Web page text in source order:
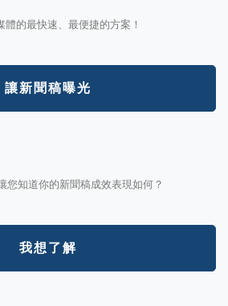
的最快速、最便捷的方案！
讓新聞稿曝光
知道你的新聞稿成效表現如何？
我想了解